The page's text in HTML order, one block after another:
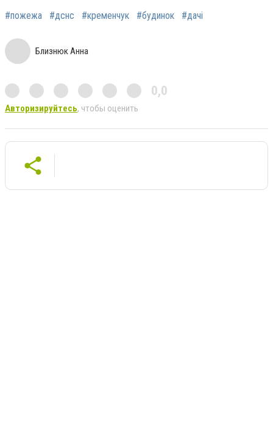
#пожежа #дснс #кременчук #будинок #дачі
Близнюк Анна
0,0
Авторизируйтесь, чтобы оценить